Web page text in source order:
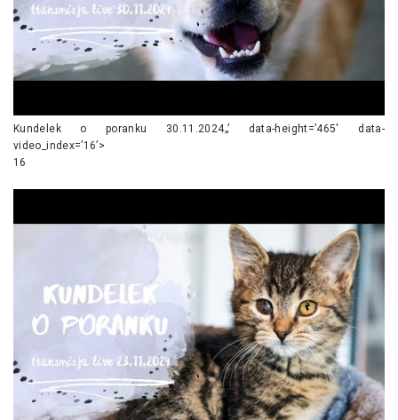
Kundelek o poranku 30.11.2024„’ data-height=’465′ data-
video_index=’16’>
16